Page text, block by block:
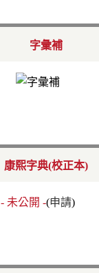
字彙補
康熙字典(校正本)
- 未公開 -(申請)